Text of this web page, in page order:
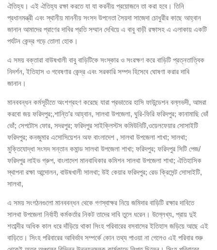
ঐতিহ্য। এই ঐতিহ্য রক্ষা করতে যা যা করনীয় প্রয়োজনে তা করা হবে। তিনি
প্রধানমন্ত্রী এবং স্থানীয় মাননীয় সংসদ উপনেতা সৈয়দা সাজেদা চোধুরীর কাছে আহ্বান
জানান আমাদের প্রাণের দাবির প্রতি সম্মান দেখিয়ে এ বাবু বাড়ী রক্ষাসহ এ এলাকায় একটি
পর্যটন কেন্দ্র গড়ে তোলা হোক।
এ সময় বক্তারা বাউষখালী বাবু বাড়িটিকে সংস্কার ও সংরক্ষণ করে বাড়িটি প্রত্নতাত্বিক
নিদর্শন, ইতিহাস ও গবেষণার কেন্দ্র এবং সরকারি সম্পদ হিসেবে ঘোষণা করার দাবি
জানান।
মানববন্ধন কর্মসূচীতে অংশগ্রহণ করেছে যারা প্রভাতের হাসি ফাউন্ডেশন বল্লভদী, আমরা
করবো জয় ফরিদপুর;,শান্তি’র আহ্বান, সালথা উপজেলা, ঘুরি-ফিরি ফরিদপুর; কানামাছি ভোঁ
ভোঁ; সেপটোস ফোর, সদরপুর; ফরিদপুর সাইক্লিস্টস কমিউনিটি,ওয়েলফেয়ার সোসাইটি
ফরিদপুর; কনজুমার এসোসিয়েশন অফ বাংলাদেশ , সালথা উপজেলা শাখা; সালথা;
মুক্তিযোদ্ধা সংসদ সন্তান কমান্ড সালথা উপজেলা শাখা; ফরিদপুর; ফরিদপুর সিটি পেজ/
ফরিদপুর লাইভ গ্রুপ, বাংলাদেশ মানবাধিকার কমিশন সালথা উপজেলা শাখা; ঐতিহাসিক
স্থাপনা রক্ষা আন্দোলন, বাউষখালী সালথা; উই কেয়ার ফরিদপুর; রেড ক্রিসেন্ট সোসাইটি,
সালথা,
এ সময় সংগঠনগুলো মানববন্ধন থেকে গণস্বাক্ষর নিয়ে জমিদার বাড়িটি রক্ষার দাবিতে
সালথা উপজেলা নির্বাহী কর্মকর্তার নিকট তাদের দাবি তুলে ধরেন। উল্লেখ্য, প্রায় দুই
শতাব্দীর অধিক কাল ধরে দাঁড়িয়ে থাকা সিংহ পরিবারের বসবাসের ইতিহাস জড়িয়ে আছে এই
বাড়িতে। সিংহ পরিবারের আবির্ভাব সম্পর্কে কোন তথ্য পাওয়া না গেলেও এই পরিবার শুরু